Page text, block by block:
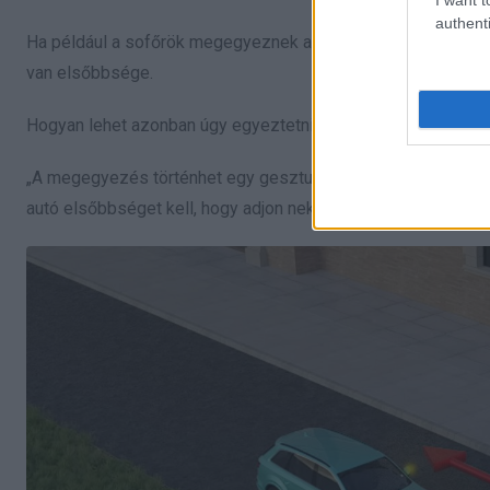
Ha például a sofőrök megegyeznek abban, hogy a piros
van elsőbbsége.
Hogyan lehet azonban úgy egyeztetni a forgalmat, hogy
„A megegyezés történhet egy gesztussal, arckifejezéssel,
autó elsőbbséget kell, hogy adjon neki.” – teszi hozzá.